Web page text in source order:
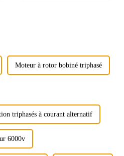
phase.
Moteur à rotor bobiné triphasé
triphasés à courant alternatif
6000v